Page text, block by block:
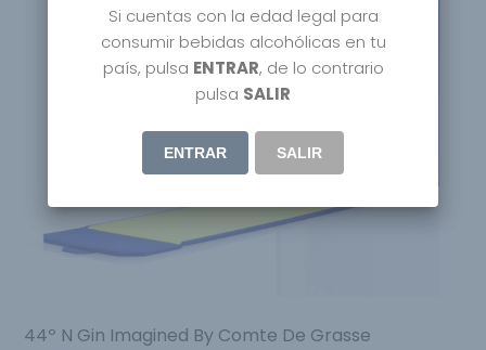
44º N Gin Imagined By Comte De Grasse
Si cuentas con la edad legal para
consumir bebidas alcohólicas en tu
país, pulsa ENTRAR, de lo contrario
pulsa SALIR
ENTRAR SALIR